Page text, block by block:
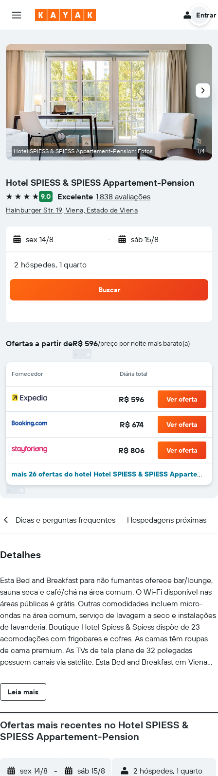
Entrar
Hotel SPIESS & SPIESS Appartement-Pension
4 estrelas 9,0 Excelente 1.838 avaliações
Hainburger Str. 19, Viena, Estado de Viena
sex 14/8 - sáb 15/8
2 hóspedes, 1 quarto
Buscar
Ofertas a partir deR$ 596/preço por noite mais barato(a)
Fornecedor Diária total
R$ 596 Ver oferta
R$ 674 Ver oferta
R$ 806 Ver oferta
mais 26 ofertas do hotel Hotel SPIESS & SPIESS Appartement-Pension
Hotel SPIESS & SPIESS Appartement-Pension: Fotos 1/4
Dicas e perguntas frequentes Hospedagens próximas
Detalhes
Esta Bed and Breakfast para não fumantes oferece bar/lounge,
sauna seca e café/chá na área comum. O Wi-Fi disponível nas
áreas públicas é grátis. Outras comodidades incluem micro-
ondas na área comum, serviço de lavagem a seco e instalações
de lavanderia. Boutique Hotel Spiess & Spiess dispõe de 23
acomodações com frigobares e cofres. As camas têm roupas
de cama premium. As TVs de tela plana de 32 polegadas
possuem canais via satélite. Esta Bed and Breakfast em Viena
comodidades para negócios incluem escrivaninhas, cadeiras
para escritório e telefones. Roupas de cama antialérgicas e
de limpeza é fornecido diariamente. As instalações recreativas
oferecidas por B&B incluem uma sauna seca. As atividades
recreativas listadas abaixo estão disponíveis na propriedade ou
Leia mais
Ofertas mais recentes no Hotel SPIESS &
SPIESS Appartement-Pension
sex 14/8 - sáb 15/8 2 hóspedes, 1 quarto